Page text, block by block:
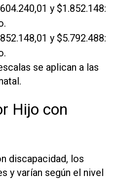
y $1.852.148:
y $5.792.488:
se aplican a las
Hijo con
discapacidad, los
y varían según el nivel